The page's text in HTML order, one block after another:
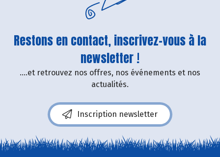
Restons en contact, inscrivez-vous à la
newsletter !
....et retrouvez nos offres, nos événements et nos
actualités.
Inscription newsletter